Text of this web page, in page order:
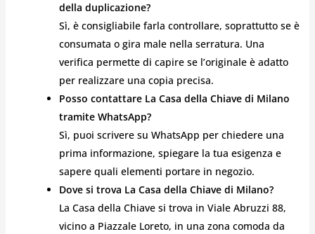
della duplicazione?
Sì, è consigliabile farla controllare, soprattutto se è
consumata o gira male nella serratura. Una
verifica permette di capire se l’originale è adatto
per realizzare una copia precisa.
Posso contattare La Casa della Chiave di Milano
tramite WhatsApp?
Sì, puoi scrivere su WhatsApp per chiedere una
prima informazione, spiegare la tua esigenza e
sapere quali elementi portare in negozio.
Dove si trova La Casa della Chiave di Milano?
La Casa della Chiave si trova in Viale Abruzzi 88,
vicino a Piazzale Loreto, in una zona comoda da